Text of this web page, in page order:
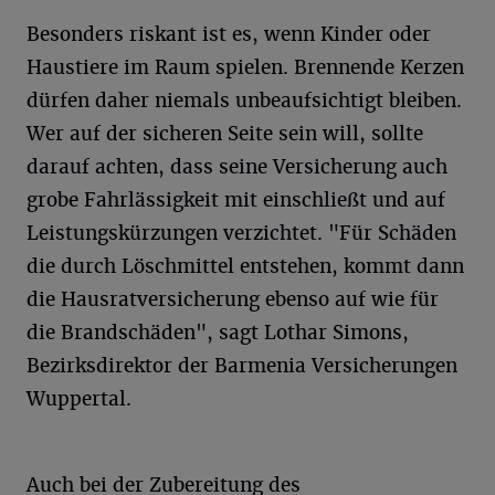
Besonders riskant ist es, wenn Kinder oder
Haustiere im Raum spielen. Brennende Kerzen
dürfen daher niemals unbeaufsichtigt bleiben.
Wer auf der sicheren Seite sein will, sollte
darauf achten, dass seine Versicherung auch
grobe Fahrlässigkeit mit einschließt und auf
Leistungskürzungen verzichtet. "Für Schäden
die durch Löschmittel entstehen, kommt dann
die Hausratversicherung ebenso auf wie für
die Brandschäden", sagt Lothar Simons,
Bezirksdirektor der Barmenia Versicherungen
Wuppertal.
Auch bei der Zubereitung des